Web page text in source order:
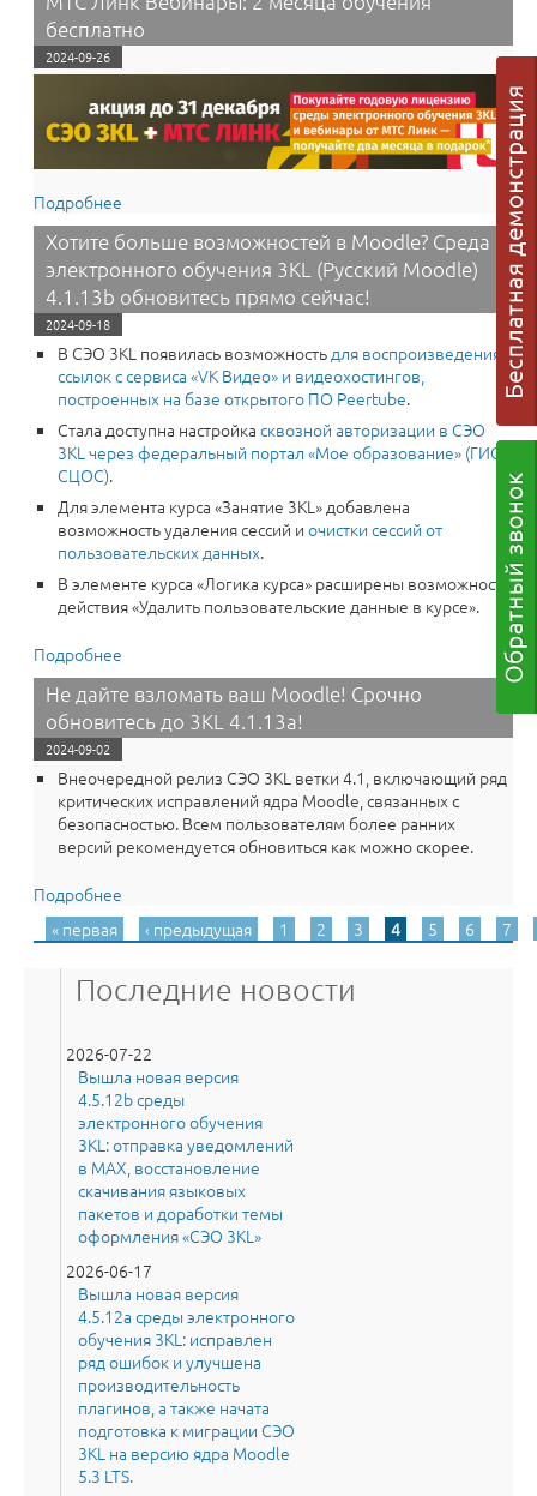
бесплатно
2024-09-26
Подробнее
обучения 3KL(Русский Moodle) и МТС Линк
Вебинары: 2 месяца обучения бесплатно
Хотите больше возможностей в Moodle? Среда
электронного обучения 3KL (Русский Moodle)
4.1.13b обновитесь прямо сейчас!
2024-09-18
В СЭО 3КL появилась возможностьдля воспроизведения
ссылок с сервиса «VK Видео» и видеохостингов,
построенных на базе открытого ПО Peertube.
Стала доступна настройка сквозной авторизации в СЭО
3КL через федеральный портал «Мое образование» (ГИС
СЦОС).
Для элемента курса «Занятие 3KL» добавлена
возможность удаления сессий и очистки сессий от
пользовательских данных.
В элементе курса «Логика курса» расширены возможности
действия «Удалить пользовательские данные в курсе».
Подробнее
электронного обучения 3KL (Русский Moodle) 4.1.13b
обновитесь прямо сейчас!
Не дайте взломать ваш Moodle! Срочно
обновитесь до 3KL 4.1.13a!
2024-09-02
Внеочередной релиз СЭО 3КL ветки 4.1, включающий ряд
критических исправлений ядра Moodle, связанных с
безопасностью. Всем пользователям более ранних
версий рекомендуется обновиться как можно скорее.
Подробнее
до 3KL 4.1.13a!
Страницы
« первая ‹ предыдущая 1 2 3 4 5 6 7
Последние новости
2026-07-22
Вышла новая версия
4.5.12b среды
электронного обучения
3KL: отправка уведомлений
в MAX, восстановление
скачивания языковых
пакетов и доработки темы
оформления «СЭО 3KL»
2026-06-17
Вышла новая версия
4.5.12a среды электронного
обучения 3KL: исправлен
ряд ошибок и улучшена
производительность
плагинов, а также начата
подготовка к миграции СЭО
3KL на версию ядра Moodle
5.3 LTS.